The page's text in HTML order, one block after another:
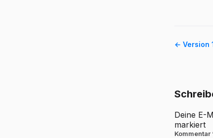
← Version
Deine E-
markiert
Kommentar